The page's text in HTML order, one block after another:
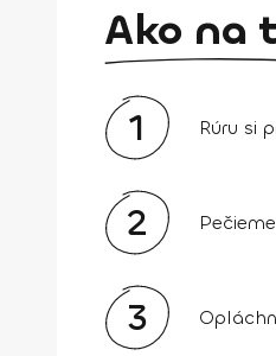
Ako na
1 Rúru si
2
3